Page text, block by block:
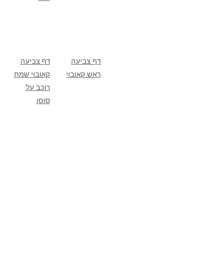
דף צביעה
קאובוי שמח
רוכב על
סוסו
דף צביעה
ראש קאובוי